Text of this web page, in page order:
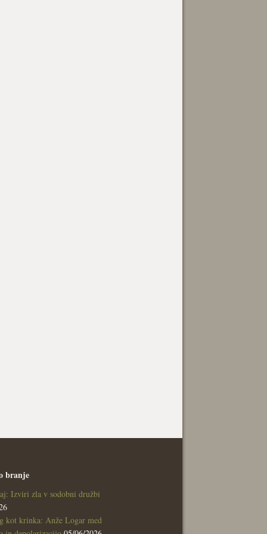
branje
Izviri zla v sodobni družbi
kot krinka: Anže Logar med